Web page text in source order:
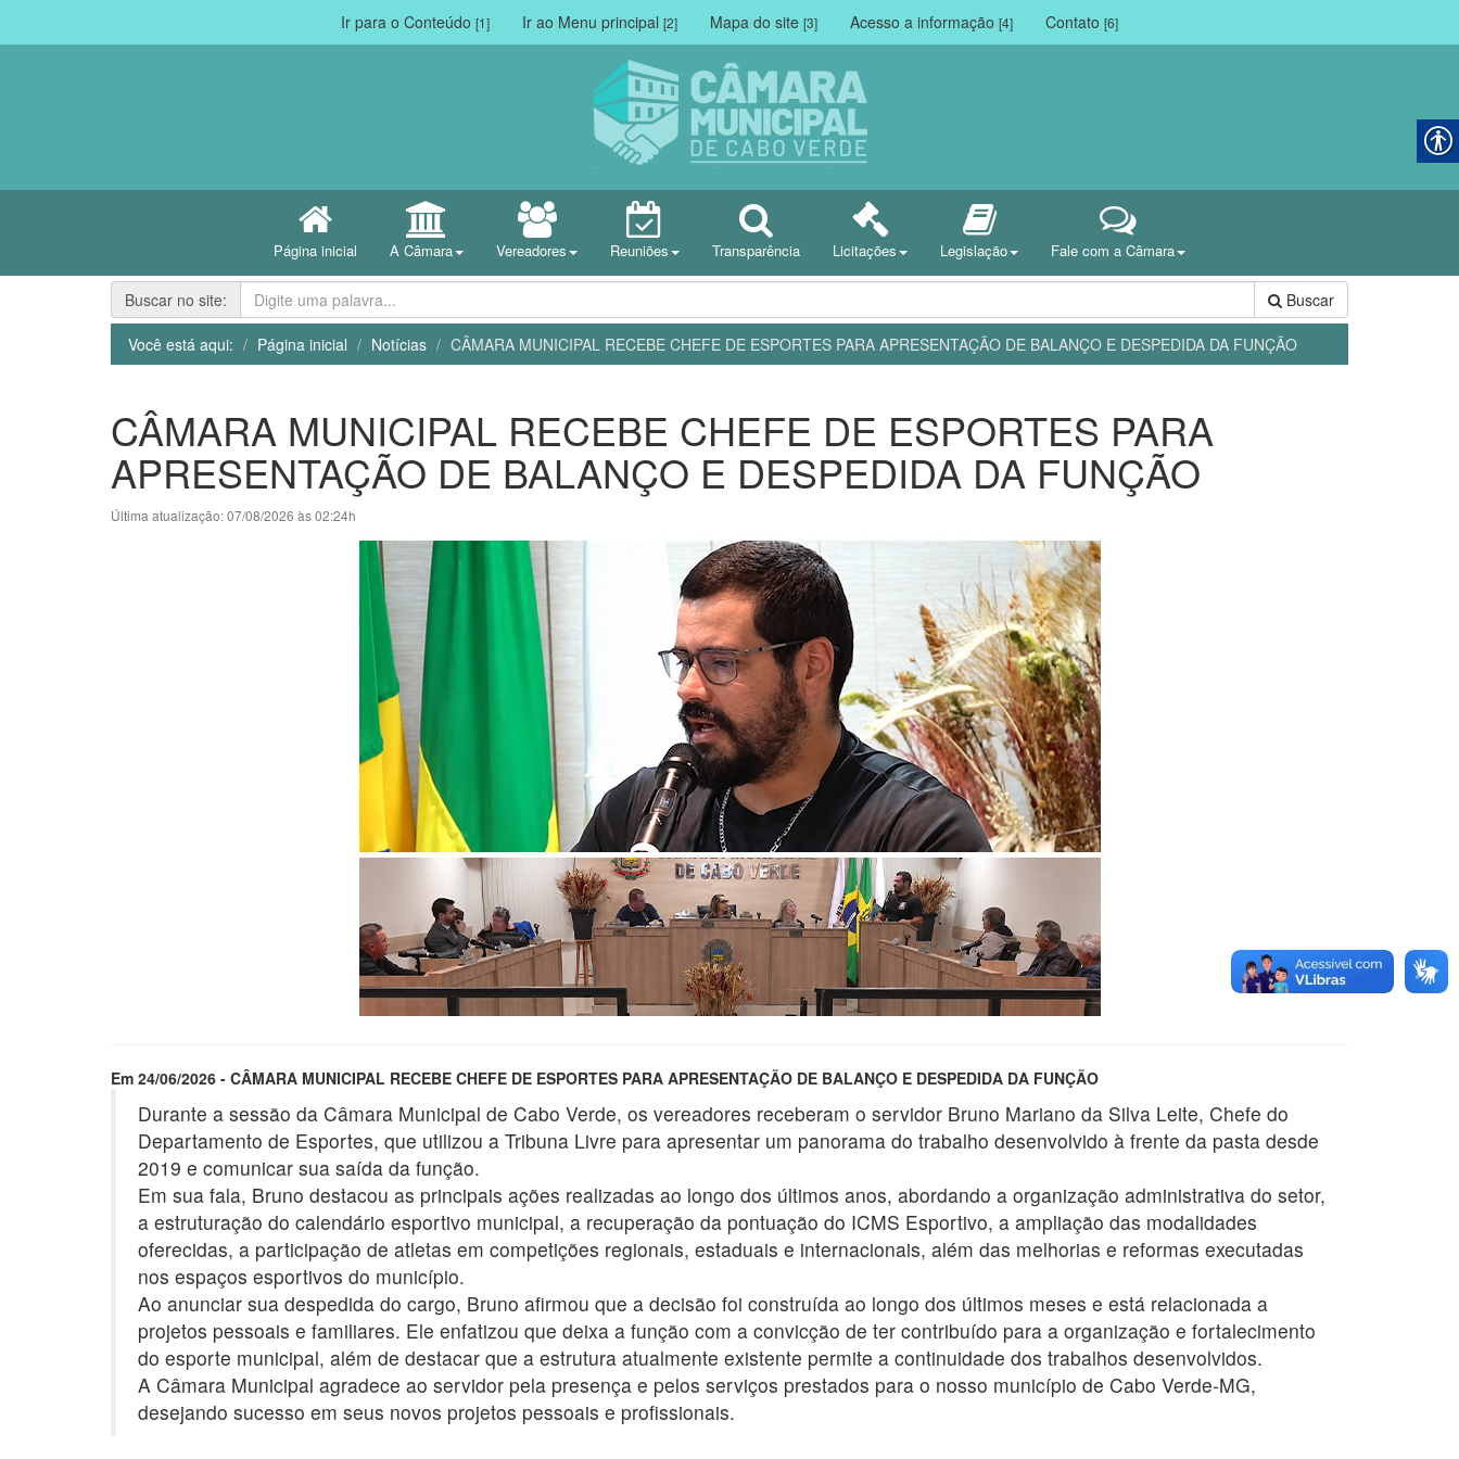
Ir para o Conteúdo [1] Ir ao Menu principal [2] Mapa do site [3] Acesso a informação [4] Contato [6]
Página inicial A Câmara Vereadores Reuniões Transparência Licitações Legislação Fale com a Câmara
Buscar no site: Buscar
Você está aqui: Página inicial Notícias CÂMARA MUNICIPAL RECEBE CHEFE DE ESPORTES PARA APRESENTAÇÃO DE BALANÇO E DESPEDIDA DA FUNÇÃO
CÂMARA MUNICIPAL RECEBE CHEFE DE ESPORTES PARA
APRESENTAÇÃO DE BALANÇO E DESPEDIDA DA FUNÇÃO
Última atualização: 07/08/2026 às 02:24h
Em 24/06/2026 - CÂMARA MUNICIPAL RECEBE CHEFE DE ESPORTES PARA APRESENTAÇÃO DE BALANÇO E DESPEDIDA DA FUNÇÃO
Durante a sessão da Câmara Municipal de Cabo Verde, os vereadores receberam o servidor Bruno Mariano da Silva Leite, Chefe do
Departamento de Esportes, que utilizou a Tribuna Livre para apresentar um panorama do trabalho desenvolvido à frente da pasta desde
2019 e comunicar sua saída da função.
Em sua fala, Bruno destacou as principais ações realizadas ao longo dos últimos anos, abordando a organização administrativa do setor,
a estruturação do calendário esportivo municipal, a recuperação da pontuação do ICMS Esportivo, a ampliação das modalidades
oferecidas, a participação de atletas em competições regionais, estaduais e internacionais, além das melhorias e reformas executadas
nos espaços esportivos do município.
Ao anunciar sua despedida do cargo, Bruno afirmou que a decisão foi construída ao longo dos últimos meses e está relacionada a
projetos pessoais e familiares. Ele enfatizou que deixa a função com a convicção de ter contribuído para a organização e fortalecimento
do esporte municipal, além de destacar que a estrutura atualmente existente permite a continuidade dos trabalhos desenvolvidos.
A Câmara Municipal agradece ao servidor pela presença e pelos serviços prestados para o nosso município de Cabo Verde-MG,
desejando sucesso em seus novos projetos pessoais e profissionais.